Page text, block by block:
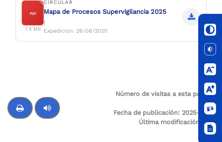
PDF
1.4 Mb
CIRCULAR
Mapa de Procesos Supervigilancia 2025
|
Expedición: 26/08/2020
Número de visitas a esta página:
1067
Fecha de publicación: 2025-11-28
Última modificación:
N/A